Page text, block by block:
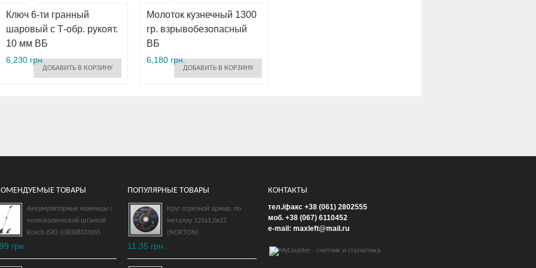
Ключ 6-ти гранный
шаровый с Т-обр. рукоят.
10 мм ВБ
6,230 грн.
ДОБАВИТЬ В КОРЗИНУ
Молоток кузнечный 1300
гр. взрывобезопасный
ВБ
6,180 грн.
ДОБАВИТЬ В КОРЗИНУ
Ключ шестигранный
шаровый удл. 12 мм
взрывобезопасный ВБ
ТОВАРЫ
Аккумуляторные ножницы с
телескопической штангой
Bosch ISIO (0600833109)
грн.
ПОПУЛЯРНЫЕ ТОВАРЫ
Круг отрезной армир. по
металлу 125х1,0х22
(NORTON)
11.35 грн.
КОНТАКТЫ
тел./факс +38 (061) 2802555
моб. +38 (067) 6110452
e-mail: maxleft@mail.ru